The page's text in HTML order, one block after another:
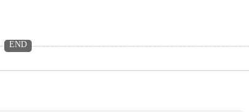
END